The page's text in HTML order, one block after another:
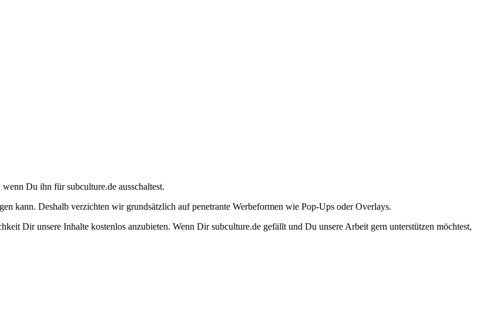
Du ihn für subculture.de ausschaltest.
kann. Deshalb verzichten wir grundsätzlich auf penetrante Werbeformen wie Pop-Ups oder Overlays.
Dir unsere Inhalte kostenlos anzubieten. Wenn Dir subculture.de gefällt und Du unsere Arbeit gern unterstützen möchtest,